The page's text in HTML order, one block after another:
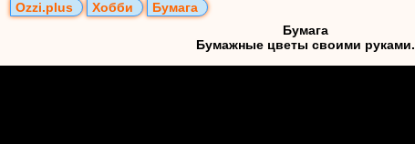
Ozzi.plus Хобби
Бумага
Бумага
Бумажные цветы своими руками.